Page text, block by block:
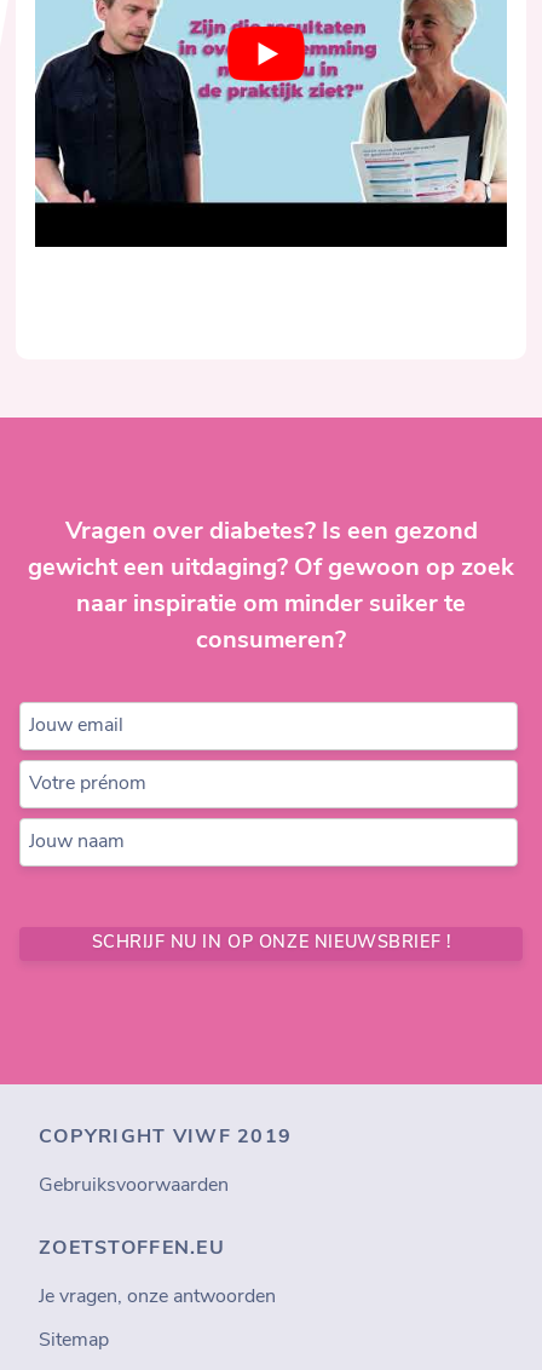
Vragen over diabetes? Is een gezond
gewicht een uitdaging? Of gewoon op zoek
naar inspiratie om minder suiker te
consumeren?
Jouw email
Votre prénom
Jouw naam
SCHRIJF NU IN OP ONZE NIEUWSBRIEF !
COPYRIGHT VIWF 2019
Gebruiksvoorwaarden
ZOETSTOFFEN.EU
Je vragen, onze antwoorden
Sitemap